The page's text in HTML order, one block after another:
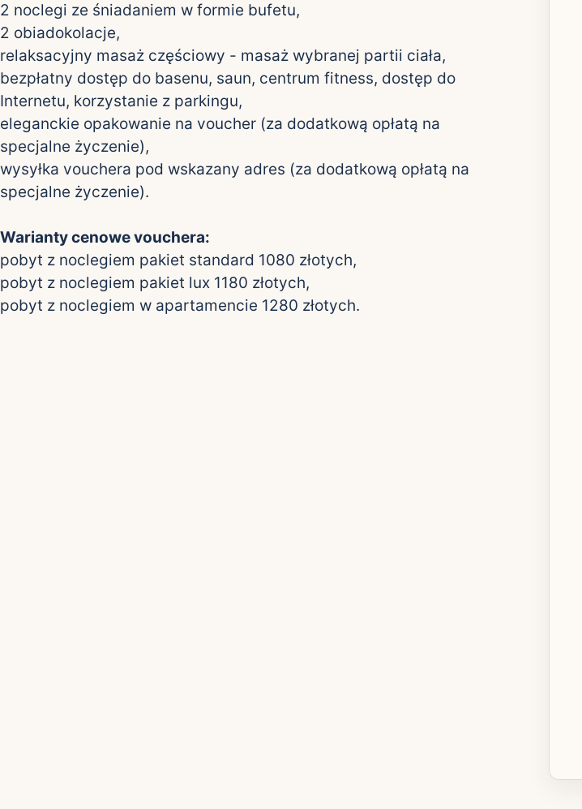
2 noclegi ze śniadaniem w formie bufetu,
2 obiadokolacje,
relaksacyjny masaż częściowy - masaż wybranej partii ciała,
bezpłatny dostęp do basenu, saun, centrum fitness, dostęp do
Internetu, korzystanie z parkingu,
eleganckie opakowanie na voucher (za dodatkową opłatą na
specjalne życzenie),
wysyłka vouchera pod wskazany adres (za dodatkową opłatą na
specjalne życzenie).
Warianty cenowe vouchera:
pobyt z noclegiem pakiet standard 1080 złotych,
pobyt z noclegiem pakiet lux 1180 złotych,
pobyt z noclegiem w apartamencie 1280 złotych.